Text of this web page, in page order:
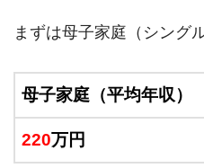
まずは母子家庭（シング
母子家庭（平均年収）
220万円